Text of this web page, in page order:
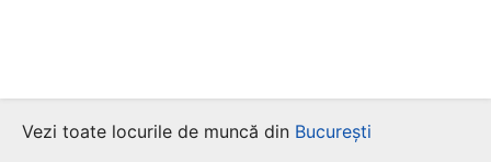
Vezi toate locurile de muncă din București